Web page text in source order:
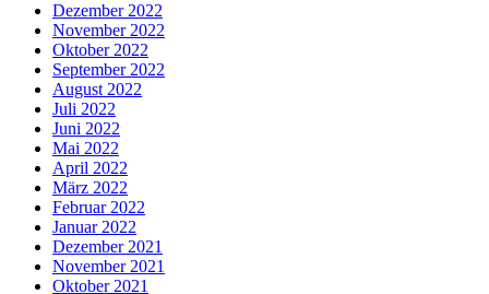
Dezember 2022
November 2022
Oktober 2022
September 2022
August 2022
Juli 2022
Juni 2022
Mai 2022
April 2022
März 2022
Februar 2022
Januar 2022
Dezember 2021
November 2021
Oktober 2021